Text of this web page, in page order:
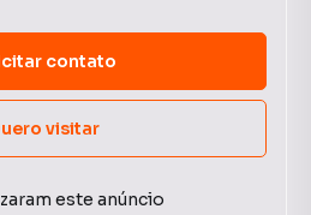
contato
visitar
este anúncio